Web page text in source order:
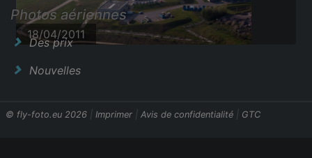
18/04/2011
Photos aériennes
Des prix
Nouvelles
© fly-foto.eu 2026 | Imprimer | Avis de confidentialité | GTC